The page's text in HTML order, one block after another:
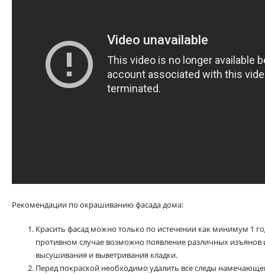
Рекомендации по окрашиванию фасада дома:
Красить фасад можно только по истечении как минимум 1
противном случае возможно появление различных изъянов
высушивания и выветривания кладки.
Перед покраской необходимо удалить все следы